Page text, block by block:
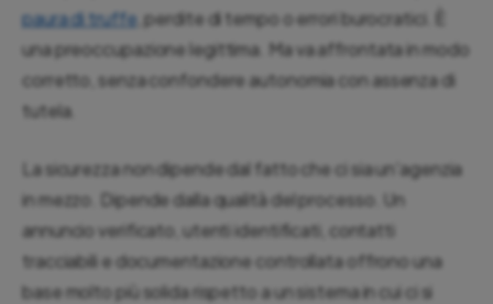
paura di truffe, perdite di tempo o errori burocratici. È
una preoccupazione legittima. Ma va affrontata in modo
corretto, senza confondere autonomia con assenza di
tutela.
La sicurezza non dipende dal fatto che ci sia un'agenzia
in mezzo. Dipende dalla qualità del processo. Un
annuncio verificato, utenti identificati, contatti
tracciabili e documentazione controllata offrono una
base molto più solida rispetto a un sistema in cui ci si